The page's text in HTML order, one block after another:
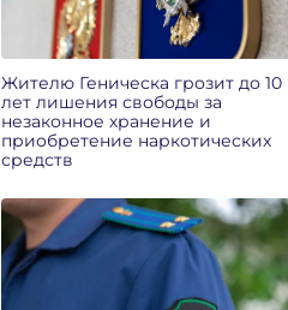
Жителю Геническа грозит до 10
лет лишения свободы за
незаконное хранение и
приобретение наркотических
средств